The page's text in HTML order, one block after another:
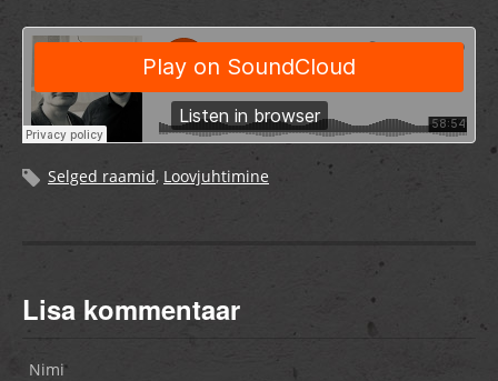
Selged raamid, Loovjuhtimine
Lisa kommentaar
Nimi